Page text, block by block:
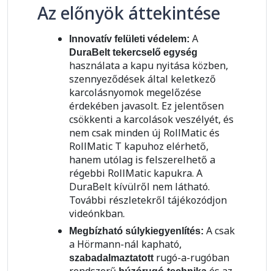
Az előnyök áttekintése
Innovatív felületi védelem: A
DuraBelt tekercselő egység
használata a kapu nyitása közben,
szennyeződések által keletkező
karcolásnyomok megelőzése
érdekében javasolt. Ez jelentősen
csökkenti a karcolások veszélyét, és
nem csak minden új RollMatic és
RollMatic T kapuhoz elérhető,
hanem utólag is felszerelhető a
régebbi RollMatic kapukra. A
DuraBelt kívülről nem látható.
További részletekről tájékozódjon
videónkban.
Megbízható súlykiegyenlítés: A csak
a Hörmann-nál kapható,
szabadalmaztatottrugó-a-rugóban